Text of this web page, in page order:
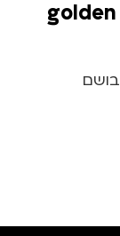
בושם